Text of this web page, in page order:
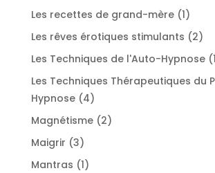
Les recettes de grand-mère 11
produit
Les rêves érotiques stimulants 22
Les Techniques de l'Auto-Hypnose 1
Les Techniques Thérapeutiques du
Hypnose 44
produits
Magnétisme 22
Maigrir 33
produits
Mantras 11